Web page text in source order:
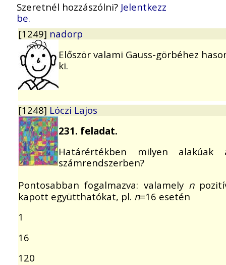
Szeretnél hozzászólni? Jelentkezz
be.
[1249] nadorp
Először valami Gauss-görbéhez
ki.
[1248] Lóczi Lajos
231. feladat.
Határértékben milyen
számrendszerben?
Pontosabban fogalmazva: valamely n
kapott együtthatókat, pl. n=16 esetén
1
16
120